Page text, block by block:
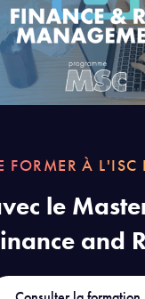
FORMER À L'ISC
le
and